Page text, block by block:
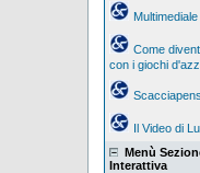
Come
con i giochi
Il Video di
Menù
Interattiva